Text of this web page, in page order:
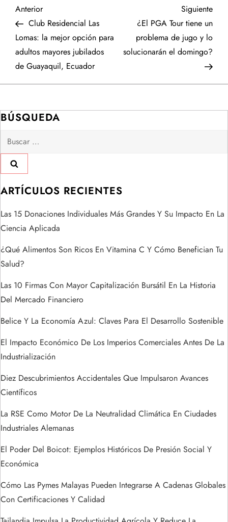
N
a
v
e
g
c
i
ó
n
d
e
e
n
t
r
a
d
a
s
Entrada
anterior
Anterior
Club Residencial Las
Lomas: la mejor opción para
adultos mayores jubilados
de Guayaquil, Ecuador
Siguiente
¿El PGA Tour tiene un
problema de jugo y lo
solucionarán el domingo?
BÚSQUEDA
Buscar:
ARTÍCULOS RECIENTES
Las 15 Donaciones Individuales Más Grandes Y Su Impacto En La
Ciencia Aplicada
¿Qué Alimentos Son Ricos En Vitamina C Y Cómo Benefician Tu
Salud?
Las 10 Firmas Con Mayor Capitalización Bursátil En La Historia
Del Mercado Financiero
Belice Y La Economía Azul: Claves Para El Desarrollo Sostenible
El Impacto Económico De Los Imperios Comerciales Antes De La
Industrialización
Diez Descubrimientos Accidentales Que Impulsaron Avances
Científicos
La RSE Como Motor De La Neutralidad Climática En Ciudades
Industriales Alemanas
El Poder Del Boicot: Ejemplos Históricos De Presión Social Y
Económica
Cómo Las Pymes Malayas Pueden Integrarse A Cadenas Globales
Con Certificaciones Y Calidad